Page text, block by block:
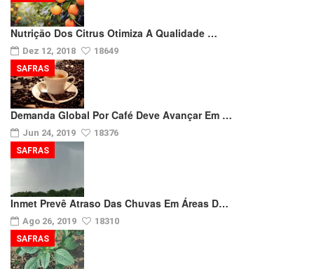
Nutrição Dos Citrus Otimiza A Qualidade …
Dez 12, 2018 18649
Demanda Global Por Café Deve Avançar Em …
Jun 24, 2019 18376
SAFRAS
Inmet Prevê Atraso Das Chuvas Em Áreas D…
Ago 26, 2019 18310
SAFRAS
SAFRAS